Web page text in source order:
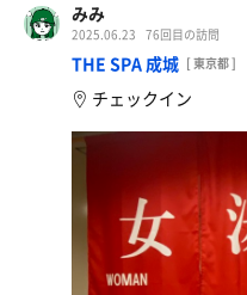
みみ
2025.06.23 76回目の訪問
THE SPA 成城 [ 東京都 ]
チェックイン